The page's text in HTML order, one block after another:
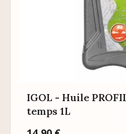
IGOL - Huile
temps 1L
Prix